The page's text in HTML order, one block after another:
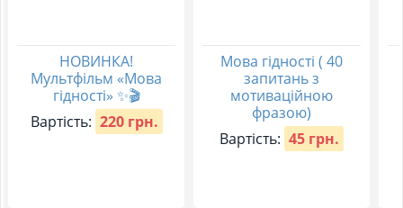
НОВИНКА!
Мультфільм «Мова
гідності» ✨🎬
Вартість: 220 грн.
Мова гідності ( 40
запитань з
мотиваційною
фразою)
Вартість: 45 грн.